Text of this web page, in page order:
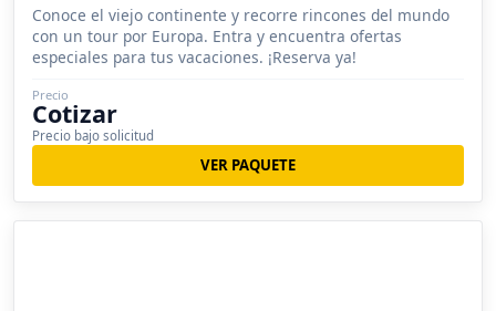
Conoce el viejo continente y recorre rincones del mundo
con un tour por Europa. Entra y encuentra ofertas
especiales para tus vacaciones. ¡Reserva ya!
Precio
Cotizar
Precio bajo solicitud
VER PAQUETE